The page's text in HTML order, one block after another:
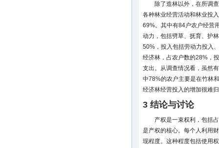
除了造林以外，在所调
各种林业经营活动和林业投
69%。其中有84户农户经营
动力，包括劈草、抚育、护
50%，投入包括劳动力投入
经济林，占农户数的28%，
支出。从调查情况看，虽然
中78%的农户主要是在竹林
经济林经营投入的增加很难
3 结论与讨论
产权是一束权利，包括
是产权的核心。每个人利用
现程度。这种程度包括使用